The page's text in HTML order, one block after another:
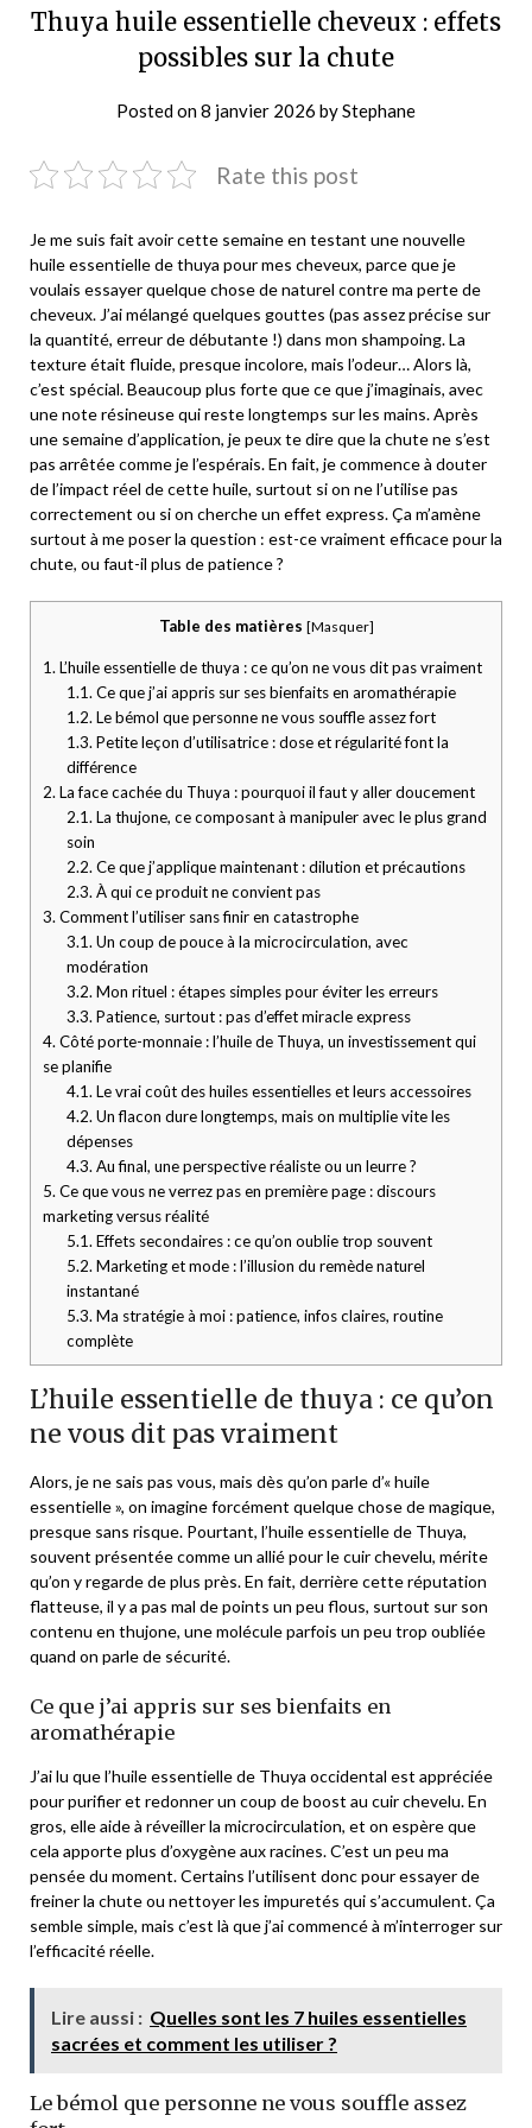
Thuya huile essentielle cheveux : effets
possibles sur la chute
Posted on8 janvier 2026 byStephane
Rate this post
Je me suis fait avoir cette semaine en testant une nouvelle
huile essentielle de thuya pour mes cheveux, parce que je
voulais essayer quelque chose de naturel contre ma perte de
cheveux. J’ai mélangé quelques gouttes (pas assez précise sur
la quantité, erreur de débutante !) dans mon shampoing. La
texture était fluide, presque incolore, mais l’odeur… Alors là,
c’est spécial. Beaucoup plus forte que ce que j’imaginais, avec
une note résineuse qui reste longtemps sur les mains. Après
une semaine d’application, je peux te dire que la chute ne s’est
pas arrêtée comme je l’espérais. En fait, je commence à douter
de l’impact réel de cette huile, surtout si on ne l’utilise pas
correctement ou si on cherche un effet express. Ça m’amène
surtout à me poser la question : est-ce vraiment efficace pour la
chute, ou faut-il plus de patience ?
Table des matières [Masquer]
1. L’huile essentielle de thuya : ce qu’on ne vous dit pas vraiment
1.1. Ce que j’ai appris sur ses bienfaits en aromathérapie
1.2. Le bémol que personne ne vous souffle assez fort
1.3. Petite leçon d’utilisatrice : dose et régularité font la
différence
2. La face cachée du Thuya : pourquoi il faut y aller doucement
2.1. La thujone, ce composant à manipuler avec le plus grand
soin
2.2. Ce que j’applique maintenant : dilution et précautions
2.3. À qui ce produit ne convient pas
3. Comment l’utiliser sans finir en catastrophe
3.1. Un coup de pouce à la microcirculation, avec
modération
3.2. Mon rituel : étapes simples pour éviter les erreurs
3.3. Patience, surtout : pas d’effet miracle express
4. Côté porte-monnaie : l’huile de Thuya, un investissement qui
se planifie
4.1. Le vrai coût des huiles essentielles et leurs accessoires
4.2. Un flacon dure longtemps, mais on multiplie vite les
dépenses
4.3. Au final, une perspective réaliste ou un leurre ?
5. Ce que vous ne verrez pas en première page : discours
marketing versus réalité
5.1. Effets secondaires : ce qu’on oublie trop souvent
5.2. Marketing et mode : l’illusion du remède naturel
instantané
5.3. Ma stratégie à moi : patience, infos claires, routine
complète
L’huile essentielle de thuya : ce qu’on
ne vous dit pas vraiment
Alors, je ne sais pas vous, mais dès qu’on parle d’« huile
essentielle », on imagine forcément quelque chose de magique,
presque sans risque. Pourtant, l’huile essentielle de Thuya,
souvent présentée comme un allié pour le cuir chevelu, mérite
qu’on y regarde de plus près. En fait, derrière cette réputation
flatteuse, il y a pas mal de points un peu flous, surtout sur son
contenu en thujone, une molécule parfois un peu trop oubliée
quand on parle de sécurité.
Ce que j’ai appris sur ses bienfaits en
aromathérapie
J’ai lu que l’huile essentielle de Thuya occidental est appréciée
pour purifier et redonner un coup de boost au cuir chevelu. En
gros, elle aide à réveiller la microcirculation, et on espère que
cela apporte plus d’oxygène aux racines. C’est un peu ma
pensée du moment. Certains l’utilisent donc pour essayer de
freiner la chute ou nettoyer les impuretés qui s’accumulent. Ça
semble simple, mais c’est là que j’ai commencé à m’interroger sur
l’efficacité réelle.
Lire aussi : Quelles sont les 7 huiles essentielles
sacrées et comment les utiliser ?
Le bémol que personne ne vous souffle assez